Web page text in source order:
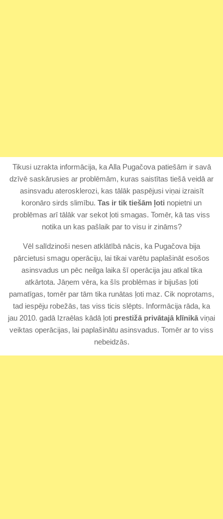
Tikusi uzrakta informācija, ka Alla Pugačova patiešām ir savā
dzīvē saskārusies ar problēmām, kuras saistītas tiešā veidā ar
asinsvadu aterosklerozi, kas tālāk paspējusi viņai izraisīt
koronāro sirds slimību. Tas ir tik tiešām ļoti nopietni un
problēmas arī tālāk var sekot ļoti smagas. Tomēr, kā tas viss
notika un kas pašlaik par to visu ir zināms?
Vēl salīdzinoši nesen atklātībā nācis, ka Pugačova bija
pārcietusi smagu operāciju, lai tikai varētu paplašināt esošos
asinsvadus un pēc neilga laika šī operācija jau atkal tika
atkārtota. Jāņem vēra, ka šīs problēmas ir bijušas ļoti
pamatīgas, tomēr par tām tika runātas ļoti maz. Cik noprotams,
tad iespēju robežās, tas viss ticis slēpts. Informācija rāda, ka
jau 2010. gadā Izraēlas kādā ļoti prestižā privātajā klīnikā viņai
veiktas operācijas, lai paplašinātu asinsvadus. Tomēr ar to viss
nebeidzās.